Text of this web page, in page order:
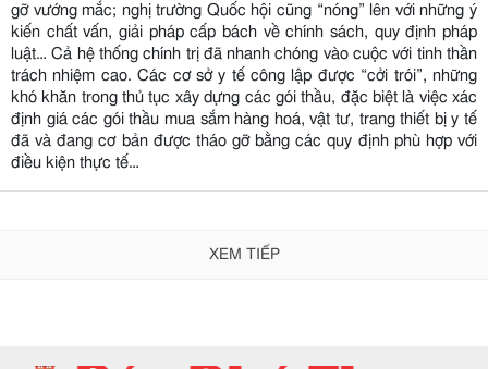
gỡ vướng mắc; nghị trường Quốc hội cũng “nóng” lên với những ý
kiến chất vấn, giải pháp cấp bách về chính sách, quy định pháp
luật… Cả hệ thống chính trị đã nhanh chóng vào cuộc với tinh thần
trách nhiệm cao. Các cơ sở y tế công lập được “cởi trói”, những
khó khăn trong thủ tục xây dựng các gói thầu, đặc biệt là việc xác
định giá các gói thầu mua sắm hàng hoá, vật tư, trang thiết bị y tế
đã và đang cơ bản được tháo gỡ bằng các quy định phù hợp với
điều kiện thực tế…
XEM TIẾP